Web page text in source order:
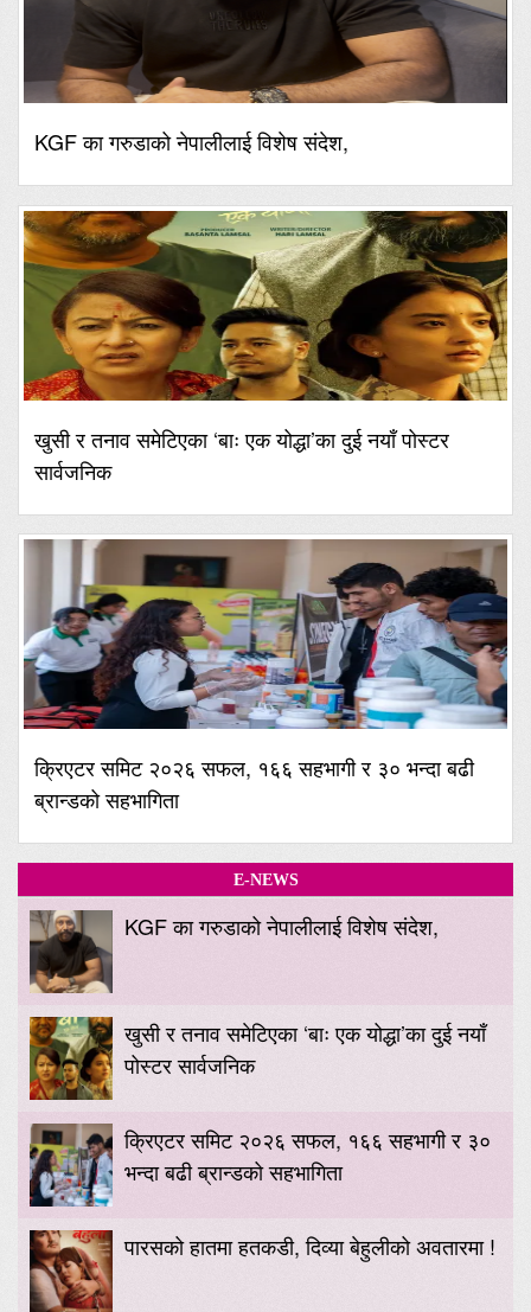
KGF का गरुडाको नेपालीलाई विशेष संदेश,
खुसी र तनाव समेटिएका ‘बाः एक योद्धा’का दुई नयाँ पोस्टर
सार्वजनिक
क्रिएटर समिट २०२६ सफल, १६६ सहभागी र ३० भन्दा बढी
ब्रान्डको सहभागिता
E-NEWS
KGF का गरुडाको नेपालीलाई विशेष संदेश,
खुसी र तनाव समेटिएका ‘बाः एक योद्धा’का दुई नयाँ
पोस्टर सार्वजनिक
क्रिएटर समिट २०२६ सफल, १६६ सहभागी र ३०
भन्दा बढी ब्रान्डको सहभागिता
पारसको हातमा हतकडी, दिव्या बेहुलीको अवतारमा !